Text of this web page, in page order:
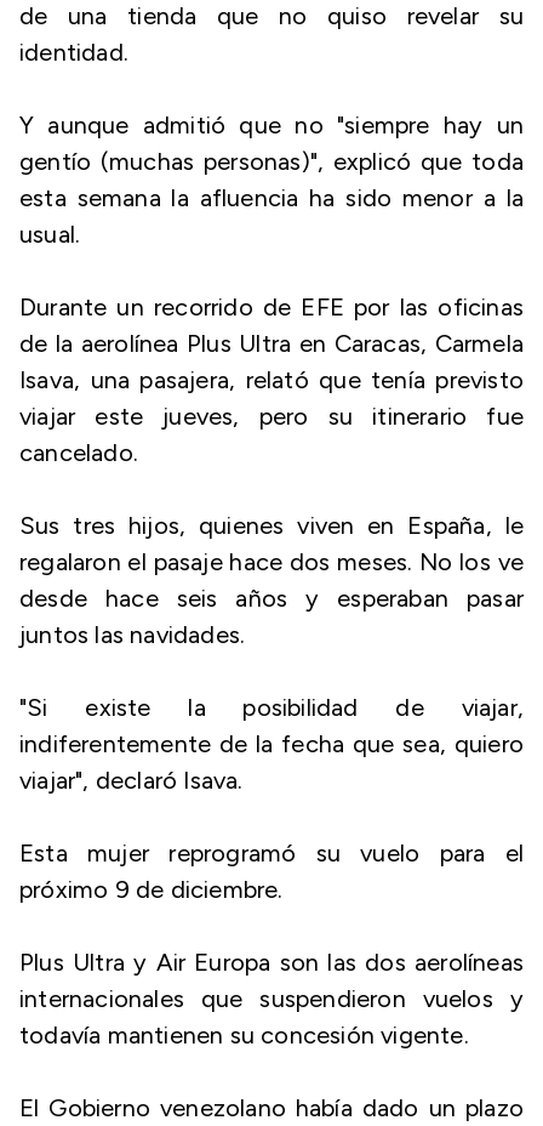
de una tienda que no quiso revelar su
identidad.
Y aunque admitió que no "siempre hay un
gentío (muchas personas)", explicó que toda
esta semana la afluencia ha sido menor a la
usual.
Durante un recorrido de EFE por las oficinas
de la aerolínea Plus Ultra en Caracas, Carmela
Isava, una pasajera, relató que tenía previsto
viajar este jueves, pero su itinerario fue
cancelado.
Sus tres hijos, quienes viven en España, le
regalaron el pasaje hace dos meses. No los ve
desde hace seis años y esperaban pasar
juntos las navidades.
"Si existe la posibilidad de viajar,
indiferentemente de la fecha que sea, quiero
viajar", declaró Isava.
Esta mujer reprogramó su vuelo para el
próximo 9 de diciembre.
Plus Ultra y Air Europa son las dos aerolíneas
internacionales que suspendieron vuelos y
todavía mantienen su concesión vigente.
El Gobierno venezolano había dado un plazo